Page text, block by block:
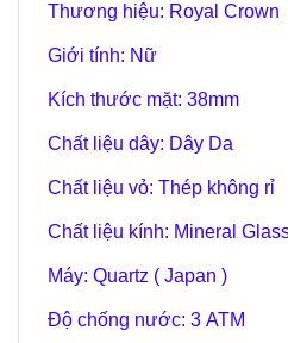
Thương hiệu: Royal Crown
Giới tính: Nữ
Kích thước mặt: 38mm
Chất liệu dây: Dây Da
Chất liệu vỏ: Thép không rỉ
Chất liệu kính: Mineral
Máy: Quartz ( Japan )
Độ chống nước: 3 ATM